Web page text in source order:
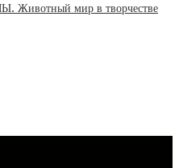
Животный мир в творчестве